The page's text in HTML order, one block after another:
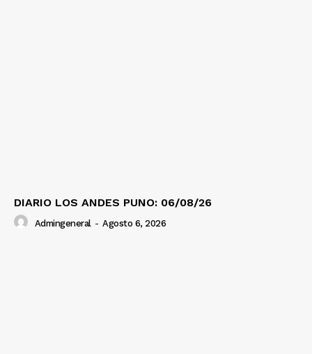
DIARIO LOS ANDES PUNO: 06/08/26
Admingeneral - Agosto 6, 2026